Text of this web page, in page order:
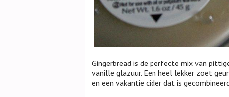
Gingerbread is de perfecte mix van
vanille glazuur. Een heel lekker zoet
en een vakantie cider dat is